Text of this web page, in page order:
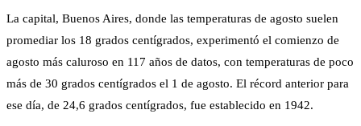
La capital, Buenos Aires, donde las temperaturas de agosto suelen
promediar los 18 grados centígrados, experimentó el comienzo de
agosto más caluroso en 117 años de datos, con temperaturas de poco
más de 30 grados centígrados el 1 de agosto. El récord anterior para
ese día, de 24,6 grados centígrados, fue establecido en 1942.